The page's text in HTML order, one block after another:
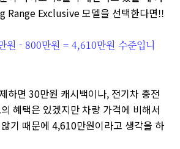
Range Exclusive 모델을 선택한다면!!
원 - 800만원 = 4,610만원 수준입니
하면 30만원 캐시백이나, 전기차 충전
혜택은 있겠지만 차량 가격에 비해서
기 때문에 4,610만원이라고 생각을 하